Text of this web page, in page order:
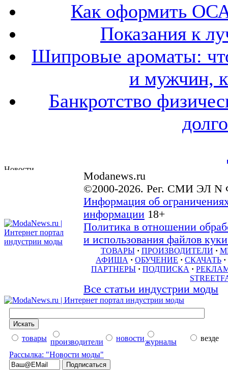
Как оформить
Показания к
Шипровые ароматы:
и мужчин,
Банкротство
Modanews.ru
©2000-2026. Рег. СМИ ЭЛ N
Информация об
информации 18+
Политика в отношении
и использования файлов
ТОВАРЫ · ПРОИЗВОДИТЕЛИ ·
АФИША · ОБУЧЕНИЕ · СКАЧАТЬ ·
ПАРТНЕРЫ · ПОДПИСКА ·
Все статьи индустрии моды
товары производители новостижурналы
везде
Рассылка: "Новости моды"